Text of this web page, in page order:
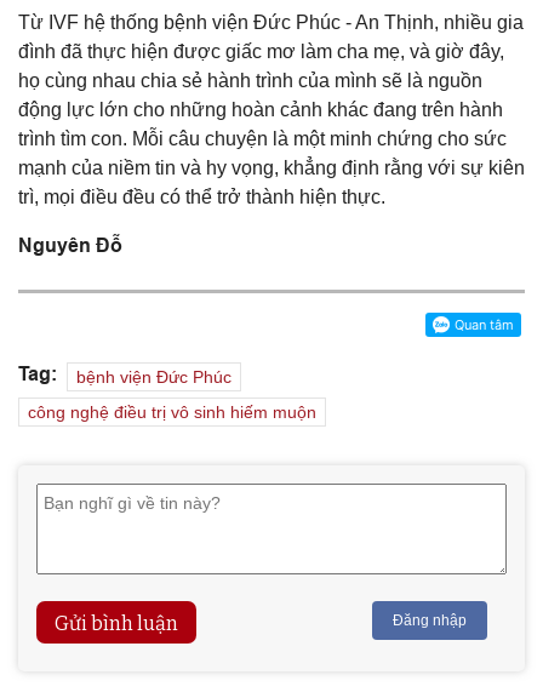
Từ IVF hệ thống bệnh viện Đức Phúc - An Thịnh, nhiều gia
đình đã thực hiện được giấc mơ làm cha mẹ, và giờ đây,
họ cùng nhau chia sẻ hành trình của mình sẽ là nguồn
động lực lớn cho những hoàn cảnh khác đang trên hành
trình tìm con. Mỗi câu chuyện là một minh chứng cho sức
mạnh của niềm tin và hy vọng, khẳng định rằng với sự kiên
trì, mọi điều đều có thể trở thành hiện thực.
Nguyên Đỗ
Tag:
bệnh viện Đức Phúc
công nghệ điều trị vô sinh hiếm muộn
Gửi bình luận Đăng nhập